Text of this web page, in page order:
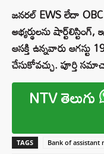
జనరల్ EWS లేదా OBC
అభ్యర్థులను
ఆసక్తి ఉన్నవారు
చేసుకోవచ్చు. పూర్తి
NTV తెలుగు
TAGS
Bank of assistant